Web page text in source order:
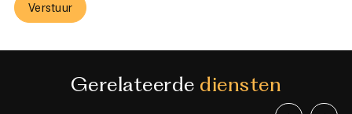
Verstuur
Gerelateerde diensten